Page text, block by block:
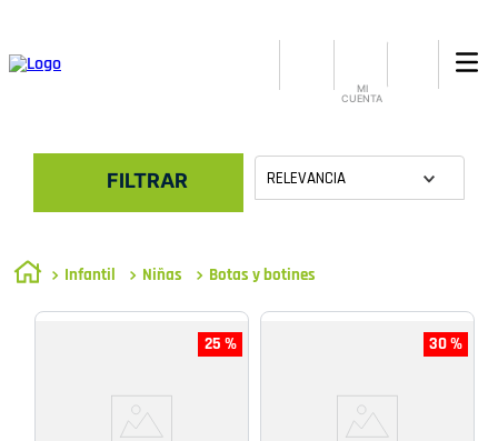
MI
CUENTA
FILTRAR RELEVANCIA
Infantil Niñas Botas y botines
25 % 30 %